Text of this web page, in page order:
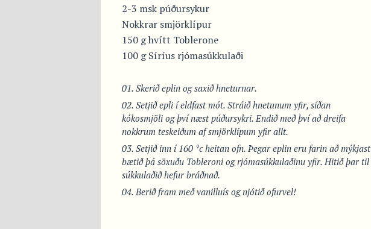
2-3 msk púðursykur
Nokkrar smjörklípur
150 g hvítt Toblerone
100 g Síríus rjómasúkkulaði
Skerið eplin og saxið hneturnar.
Setjið epli í eldfast mót. Stráið hnetunum yfir, síðan
kókosmjöli og því næst púðursykri. Endið með því að dreifa
nokkrum teskeiðum af smjörklípum yfir allt.
Setjið inn í 160 °c heitan ofn. Þegar eplin eru farin að mýkjast
bætið þá söxuðu Tobleroni og rjómasúkkulaðinu yfir. Hitið þar til
súkkulaðið hefur bráðnað.
Berið fram með vanilluís og njótið ofurvel!